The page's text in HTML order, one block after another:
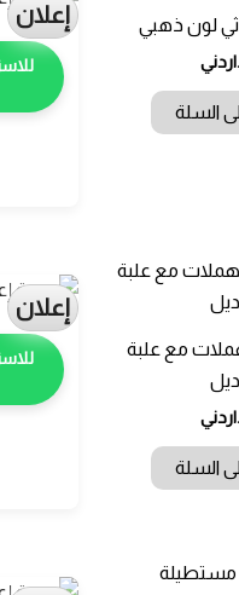
لون ذهبي
السلة
إعلان
مع علبة
السلة
إعلان